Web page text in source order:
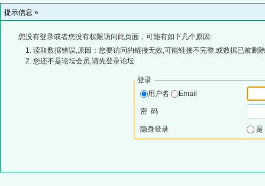
提示信息 »
您没有登录或者您没有权限访问此页面，可能有如下几个原因:
读取数据错误,原因：您要访问的链接无效,可能链接不完整,或数据已被删
您还不是论坛会员,请先登录论坛
登录
用户名
Email
密 码
隐身登录